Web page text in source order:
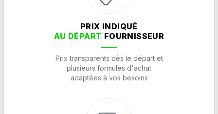
PRIX INDIQUÉ
AU DÉPART FOURNISSEUR
Prix transparents dès le départ et
plusieurs formules d'achat
adaptées à vos besoins